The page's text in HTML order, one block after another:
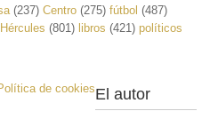
(237) Centro (275) fútbol (487)
Hércules (801) libros (421) políticos
de cookiesEl autor